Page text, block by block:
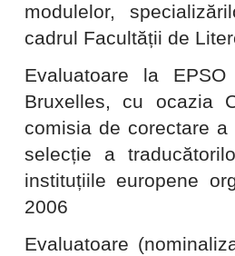
modulelor,
cadrul Facultății de
Evaluatoare la
Bruxelles, cu ocazia
comisia de corectare
selecție a
instituțiile europene
2006
Evaluatoare